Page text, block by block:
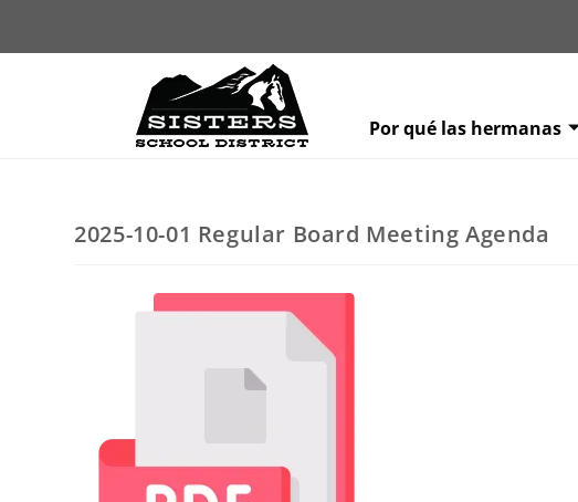
Por qué las hermanas
2025-10-01 Regular Board Meeting Agenda